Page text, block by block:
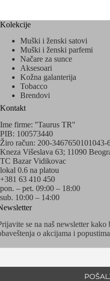
Kolekcije
Muški i ženski satovi
Muški i ženski parfemi
Načare za sunce
Aksesoari
Kožna galanterija
Tobacco
Brendovi
Kontakt
Ime firme: ''Taurus TR''
PIB: 100573440
Žiro račun: 200-3467650101043-
Kneza Višeslava 63; 11090
TC Bazar Vidikovac
lokal 0.6 na platou
+381 63 410 450
pon. – pet. 09:00 – 18:00
sub. 10:00 – 14:00
se na naš newsletter
o akcijama i